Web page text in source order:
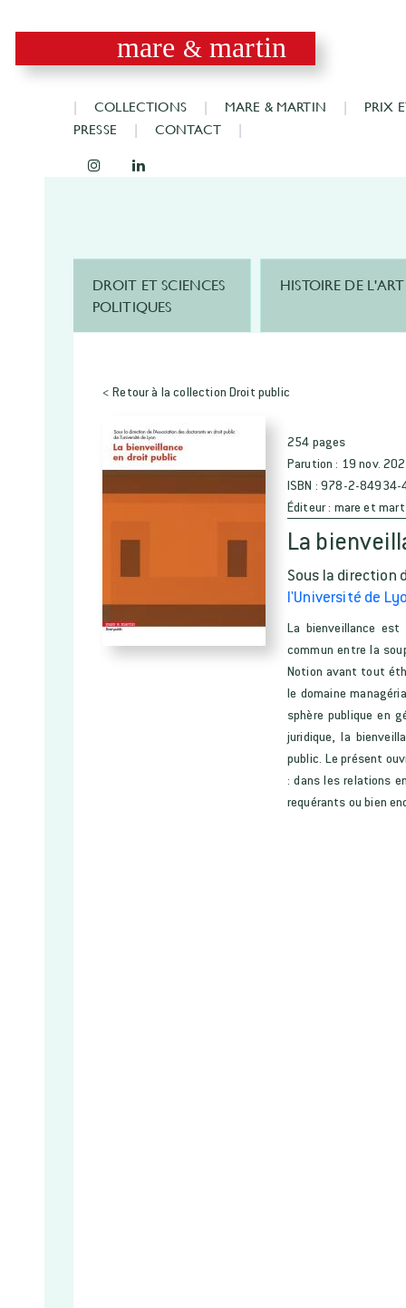
mare & martin
COLLECTIONS MARE & MARTIN
PRIX
PRESSE
CONTACT
DROIT ET SCIENCES
POLITIQUES
HISTOIRE DE L'ART
< Retour à la collection Droit public
254 pages
Parution : 19 nov.
ISBN : 978-2-84934-
Éditeur : mare et
La
Sous la direction
l'Université de
La bienveillance
commun entre la
Notion avant tout
le domaine
sphère publique en
juridique, la
public. Le présent
: dans les relations
requérants ou bien